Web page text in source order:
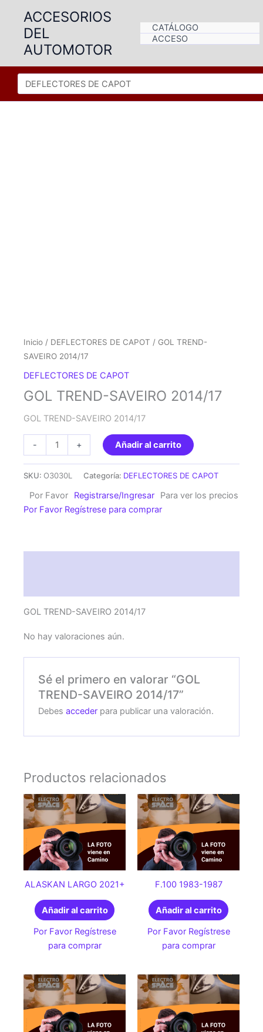
contenido
ACCESORIOS
DEL
AUTOMOTOR
CATÁLOGO
ACCESO
Inicio / DEFLECTORES DE CAPOT / GOL TREND-
SAVEIRO 2014/17
DEFLECTORES DE CAPOT
GOL TREND-SAVEIRO 2014/17
GOL TREND-SAVEIRO 2014/17
-
TREND-
cantidad
+ Añadir al carrito
SKU: O3030L Categoría: DEFLECTORES DE CAPOT
Por Favor Registrarse/Ingresar
Para ver los precios
Por Favor Regístrese para comprar
GOL TREND-SAVEIRO 2014/17
No hay valoraciones aún.
Sé el primero en valorar “GOL
TREND-SAVEIRO 2014/17”
Debesacceder para publicar una valoración.
Productos relacionados
ALASKAN LARGO 2021+
Añadir al carrito
Por Favor Regístrese
para comprar
F.100 1983-1987
Añadir al carrito
Por Favor Regístrese
para comprar